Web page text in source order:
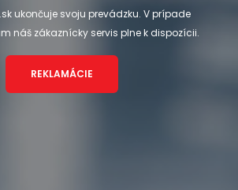
ukončuje svoju prevádzku. V prípade
náš zákaznícky servis plne k dispozícii.
REKLAMÁCIE